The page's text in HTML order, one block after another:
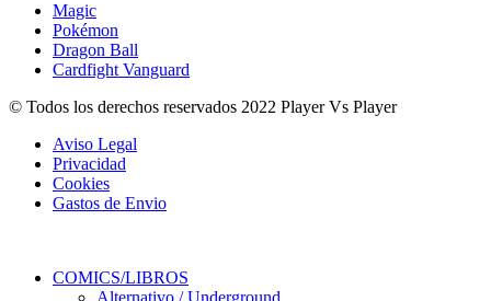
Magic
Pokémon
Dragon Ball
Cardfight Vanguard
© Todos los derechos reservados 2022 Player Vs Player
Aviso Legal
Privacidad
Cookies
Gastos de Envio
COMICS/LIBROS